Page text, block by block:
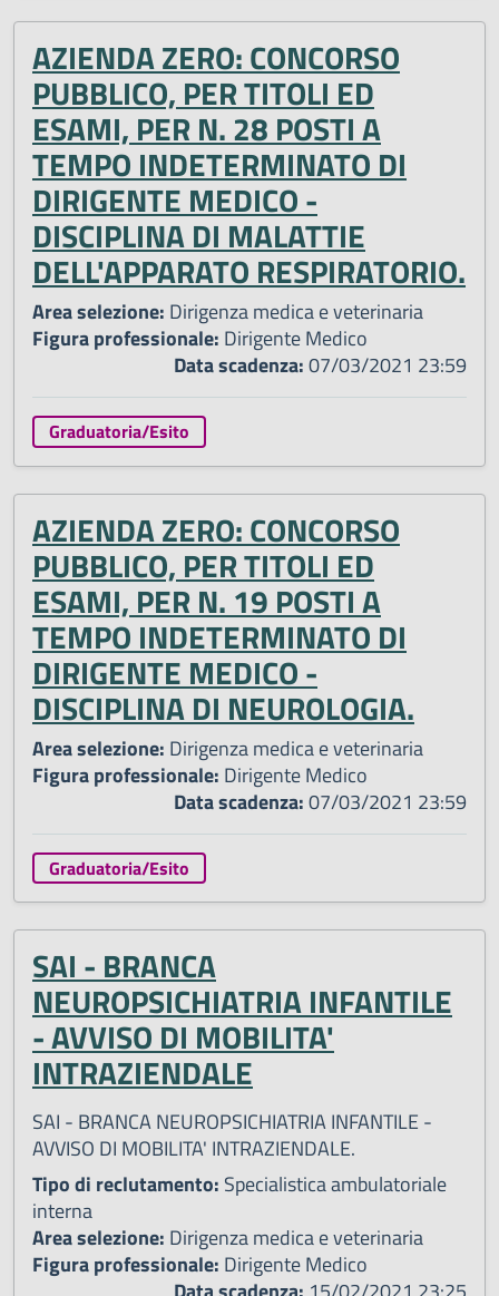
AZIENDA ZERO: CONCORSO
PUBBLICO, PER TITOLI ED
ESAMI, PER N. 28 POSTI A
TEMPO INDETERMINATO DI
DIRIGENTE MEDICO -
DISCIPLINA DI MALATTIE
DELL'APPARATO RESPIRATORIO.
Area selezione: Dirigenza medica e veterinaria
Figura professionale: Dirigente Medico
Data scadenza:07/03/2021 23:59
Graduatoria/Esito
AZIENDA ZERO: CONCORSO
PUBBLICO, PER TITOLI ED
ESAMI, PER N. 19 POSTI A
TEMPO INDETERMINATO DI
DIRIGENTE MEDICO -
DISCIPLINA DI NEUROLOGIA.
Area selezione: Dirigenza medica e veterinaria
Figura professionale: Dirigente Medico
Data scadenza:07/03/2021 23:59
Graduatoria/Esito
SAI - BRANCA
NEUROPSICHIATRIA INFANTILE
- AVVISO DI MOBILITA'
INTRAZIENDALE
SAI - BRANCA NEUROPSICHIATRIA INFANTILE -
AVVISO DI MOBILITA' INTRAZIENDALE.
Tipo di reclutamento: Specialistica ambulatoriale
interna
Area selezione: Dirigenza medica e veterinaria
Figura professionale: Dirigente Medico